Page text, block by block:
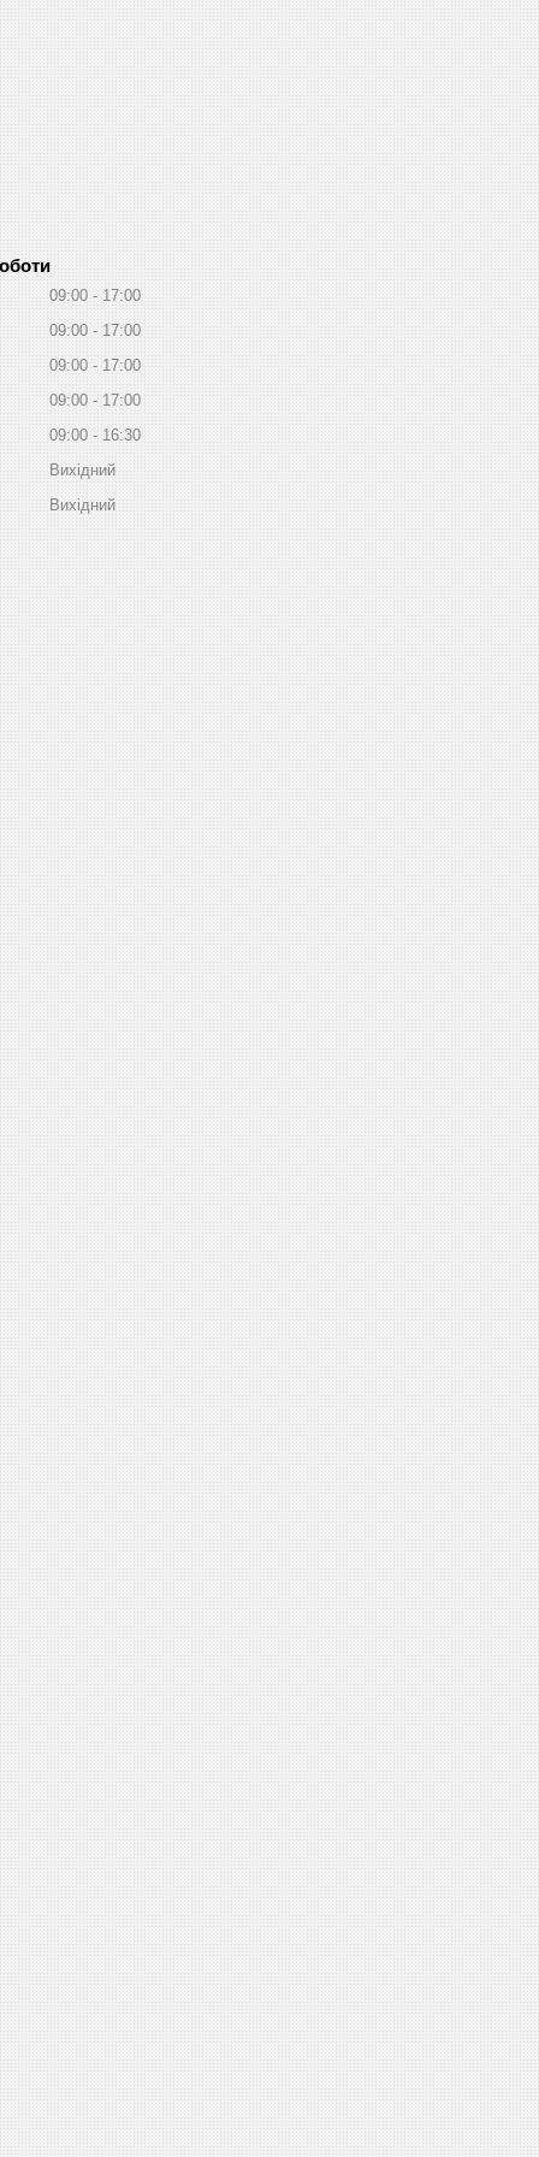
09:00
17:00
09:00
17:00
09:00
17:00
09:00
17:00
09:00
16:30
Вихідний
Вихідний